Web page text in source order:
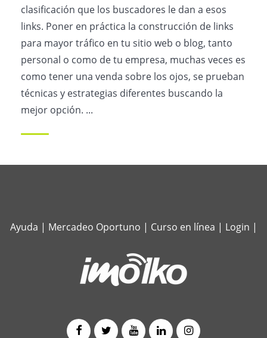
clasificación que los buscadores le dan a esos
links. Poner en práctica la construcción de links
para mayor tráfico en tu sitio web o blog, tanto
personal o como de tu empresa, muchas veces es
como tener una venda sobre los ojos, se prueban
técnicas y estrategias diferentes buscando la
mejor opción. ...
Ayuda | Mercadeo Oportuno | Curso en línea | Login |